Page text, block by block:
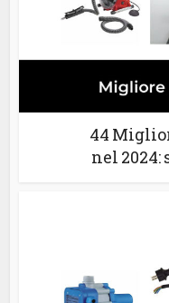
44
nel 2024: